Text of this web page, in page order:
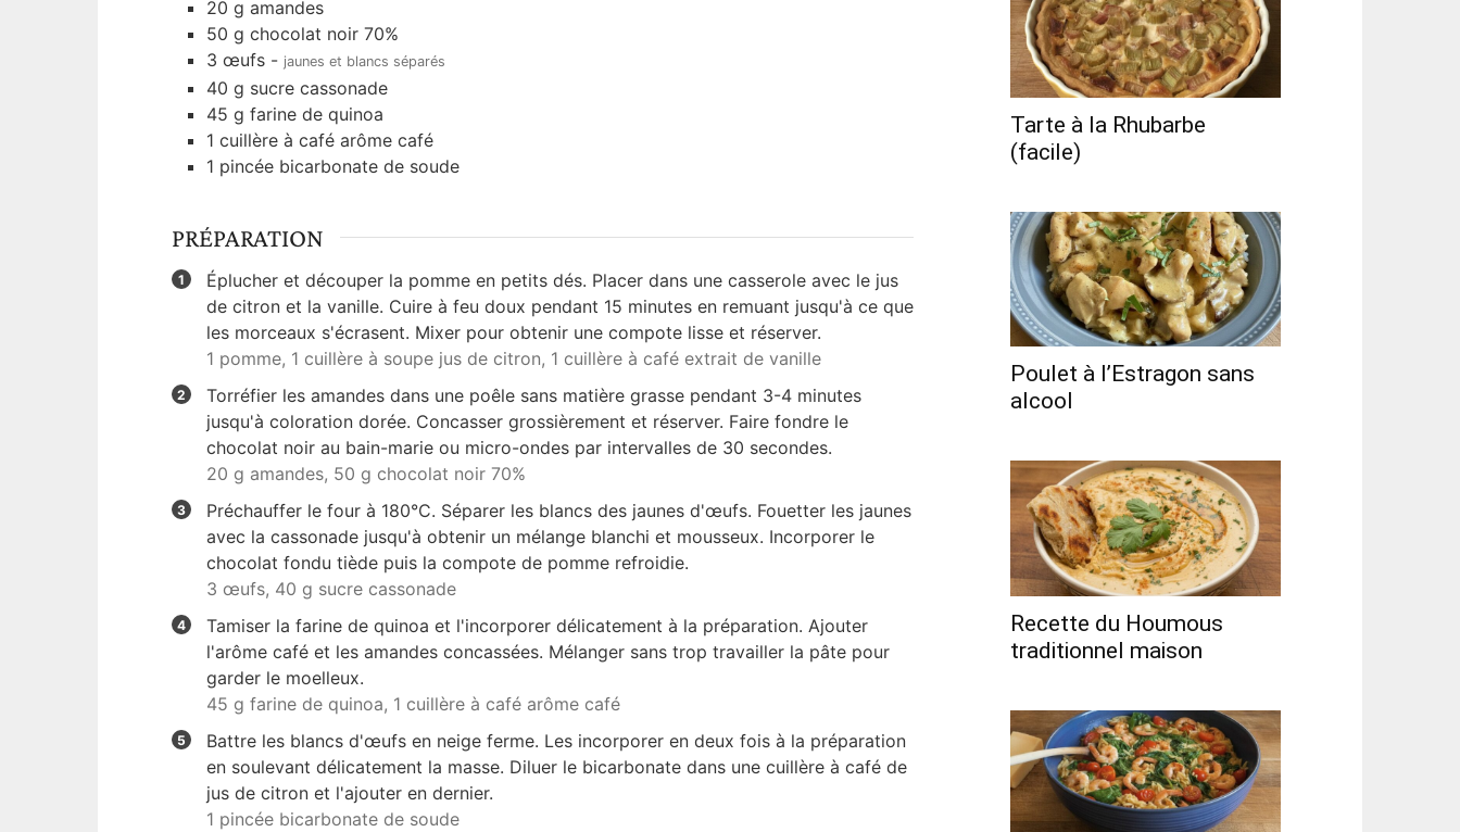
20 g amandes
50 g chocolat noir 70%
3 œufs - jaunes et blancs séparés
40 g sucre cassonade
45 g farine de quinoa
1 cuillère à café arôme café
1 pincée bicarbonate de soude
PRÉPARATION
Éplucher et découper la pomme en petits dés. Placer dans une casserole avec le jus
de citron et la vanille. Cuire à feu doux pendant 15 minutes en remuant jusqu'à ce que
les morceaux s'écrasent. Mixer pour obtenir une compote lisse et réserver.
1 pomme, 1 cuillère à soupe jus de citron, 1 cuillère à café extrait de vanille
Torréfier les amandes dans une poêle sans matière grasse pendant 3-4 minutes
jusqu'à coloration dorée. Concasser grossièrement et réserver. Faire fondre le
chocolat noir au bain-marie ou micro-ondes par intervalles de 30 secondes.
20 g amandes, 50 g chocolat noir 70%
Préchauffer le four à 180°C. Séparer les blancs des jaunes d'œufs. Fouetter les jaunes
avec la cassonade jusqu'à obtenir un mélange blanchi et mousseux. Incorporer le
chocolat fondu tiède puis la compote de pomme refroidie.
3 œufs, 40 g sucre cassonade
Tamiser la farine de quinoa et l'incorporer délicatement à la préparation. Ajouter
l'arôme café et les amandes concassées. Mélanger sans trop travailler la pâte pour
garder le moelleux.
45 g farine de quinoa, 1 cuillère à café arôme café
Battre les blancs d'œufs en neige ferme. Les incorporer en deux fois à la préparation
en soulevant délicatement la masse. Diluer le bicarbonate dans une cuillère à café de
jus de citron et l'ajouter en dernier.
1 pincée bicarbonate de soude
Tarte à la Rhubarbe
(facile)
Poulet à l’Estragon sans
alcool
Recette du Houmous
traditionnel maison